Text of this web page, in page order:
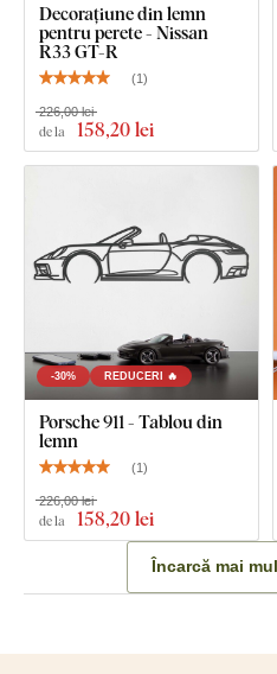
Decorațiune din lemn
pentru perete - Nissan
R33 GT-R
(1 )
de la 158,20 lei
226,00 lei
-30% REDUCERI 🔥
Porsche 911 - Tablou din
lemn
(1)
de la 158,20 lei
226,00 lei
Încarcă mai